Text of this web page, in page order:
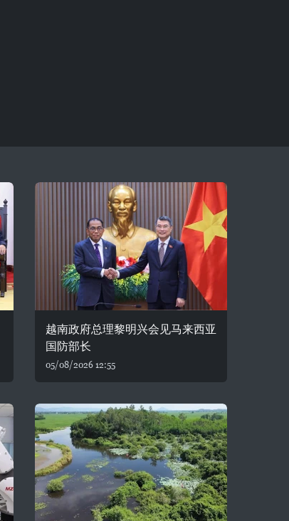
越南政府总理黎明兴会见马来西亚
国防部长
05/08/2026 12:55